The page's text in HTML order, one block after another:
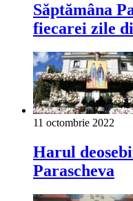
Săptămâna
fiecarei zile
11 octombrie 2022
Harul
Parascheva